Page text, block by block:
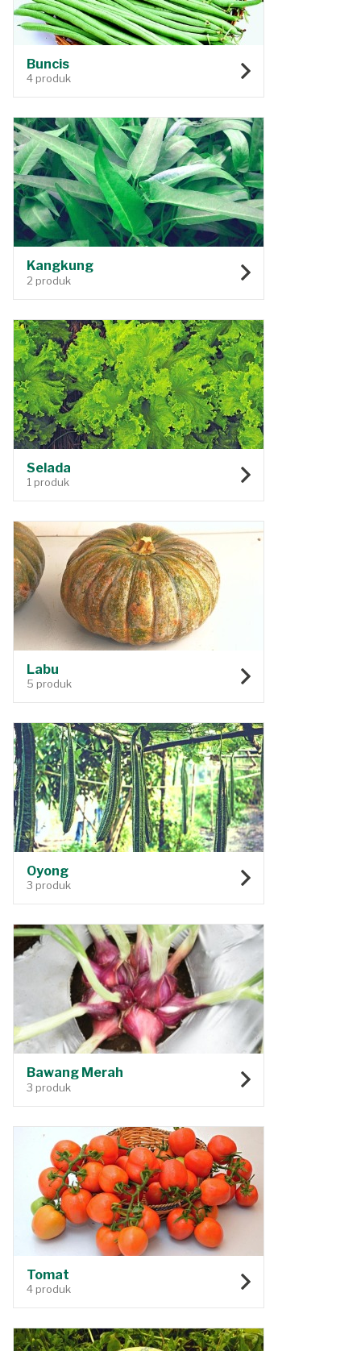
Buncis
4 produk
Kangkung
2 produk
Selada
1 produk
Labu
5 produk
Oyong
3 produk
Bawang Merah
3 produk
Tomat
4 produk